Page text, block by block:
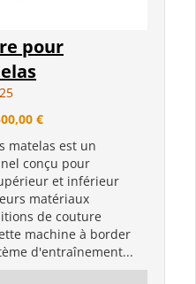
pour
€
matelas est un
conçu pour
et inférieur
matériaux
de couture
machine à border
d'entraînement...